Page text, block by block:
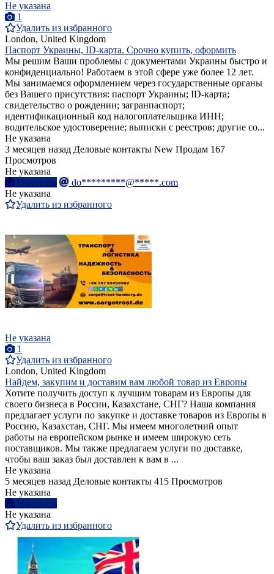
Не указана
1
Удалить из избранного
London, United Kingdom
Паспорт Украины, ID-карта. Срочно купить, оформить
Мы решим Ваши проблемы с документами Украины быстро и
конфиденциально! Работаем в этой сфере уже более 12 лет.
Мы занимаемся оформлением через государственные органы
без Вашего присутствия: паспорт Украины; ID-карта;
свидетельство о рождении; загранпаспорт;
идентификационный код налогоплательщика ИНН;
водительское удостоверение; выписки с реестров; другие со...
Не указана
3 месяцев назад Деловые контакты New Продам 167
Просмотров
Не указана
Написать
do*********@*****.com
Не указана
Удалить из избранного
Не указана
1
Удалить из избранного
London, United Kingdom
Найдем, закупим и доставим вам любой товар из Европы
Хотите получить доступ к лучшим товарам из Европы для
своего бизнеса в России, Казахстане, СНГ? Наша компания
предлагает услуги по закупке и доставке товаров из Европы в
Россию, Казахстан, СНГ. Мы имеем многолетний опыт
работы на европейском рынке и имеем широкую сеть
поставщиков. Мы также предлагаем услуги по доставке,
чтобы ваш заказ был доставлен к вам в ...
Не указана
5 месяцев назад Деловые контакты 415 Просмотров
Не указана
Написать
Не указана
Удалить из избранного